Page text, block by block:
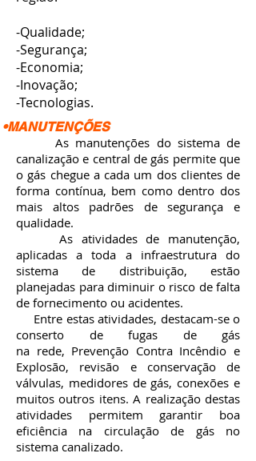
-Qualidade;
-Segurança;
-Economia;
-Inovação;
-Tecnologias.
•MANUTENÇÕES
As manutenções do sistema de
canalização e central de gás permite que
o gás chegue a cada um dos clientes de
forma contínua, bem como dentro dos
mais altos padrões de segurança e
qualidade.
As atividades de manutenção,
aplicadas a toda a infraestrutura do
sistema de distribuição, estão
planejadas para diminuir o risco de falta
de fornecimento ou acidentes.
Entre estas atividades, destacam-se o
conserto de fugas de gás
na rede, Prevenção Contra Incêndio e
Explosão, revisão e conservação de
válvulas, medidores de gás, conexões e
muitos outros itens. A realização destas
atividades permitem garantir boa
eficiência na circulação de gás no
sistema canalizado.